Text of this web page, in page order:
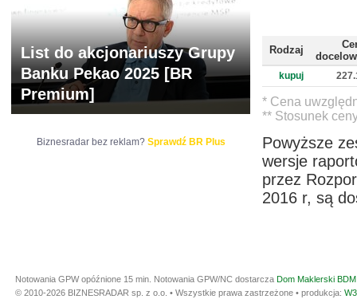
Rodzaj
kupuj
* Cena
** Stosunek
Powyższe
wersje
przez
2016 r, są
List do akcjonariuszy Grupy
Banku Pekao 2025 [BR
Premium]
Biznesradar bez reklam? Sprawdź BR Plus
Notowania GPW opóźnione 15 min. Notowania GPW/NC dostarcza Dom Maklerski
© 2010-2026 BIZNESRADAR sp. z o.o. • Wszystkie prawa zastrzeżone • produkcja: